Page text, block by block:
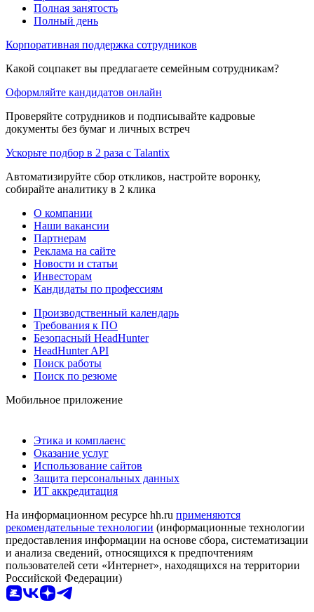
Полная занятость
Полный день
Корпоративная поддержка сотрудников
Какой соцпакет вы предлагаете семейным сотрудникам?
Оформляйте кандидатов онлайн
Проверяйте сотрудников и подписывайте кадровые
документы без бумаг и личных встреч
Ускорьте подбор в 2 раза с Talantix
Автоматизируйте сбор откликов, настройте воронку,
собирайте аналитику в 2 клика
О компании
Наши вакансии
Партнерам
Реклама на сайте
Новости и статьи
Инвесторам
Кандидаты по профессиям
Производственный календарь
Требования к ПО
Безопасный HeadHunter
HeadHunter API
Поиск работы
Поиск по резюме
Мобильное приложение
Этика и комплаенс
Оказание услуг
Использование сайтов
Защита персональных данных
ИТ аккредитация
На информационном ресурсе hh.ru применяются
рекомендательные технологии (информационные технологии
предоставления информации на основе сбора, систематизации
и анализа сведений, относящихся к предпочтениям
пользователей сети «Интернет», находящихся на территории
Российской Федерации)